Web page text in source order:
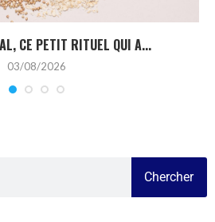
CE PETIT RITUEL QUI A...
03/08/2026
Chercher